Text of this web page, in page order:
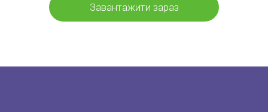
Завантажити зараз